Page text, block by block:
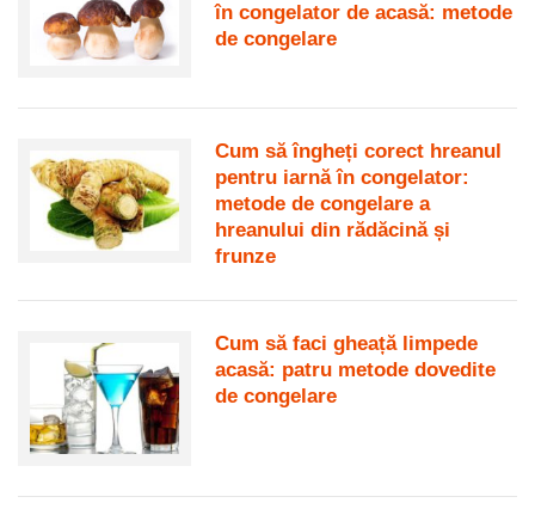
în congelator de acasă: metode
de congelare
Cum să îngheți corect hreanul
pentru iarnă în congelator:
metode de congelare a
hreanului din rădăcină și
frunze
Cum să faci gheață limpede
acasă: patru metode dovedite
de congelare